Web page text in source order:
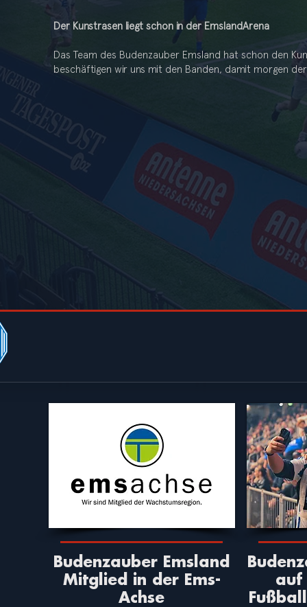
Der Kunstrasen liegt schon in der EmslandArena
Das Team des Budenzauber Emsland hat schon den
beschäftigen wir uns mit den Banden, damit morgen
Budenzauber Emsland
Mitglied in der Ems-
Achse
auf